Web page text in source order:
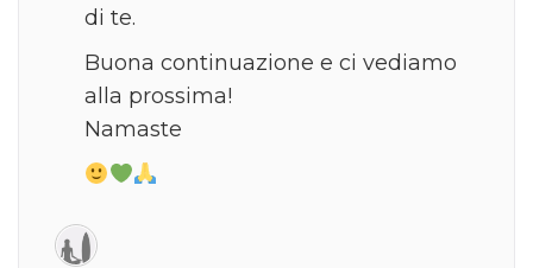
di te.
Buona continuazione e ci vediamo
alla prossima!
Namaste